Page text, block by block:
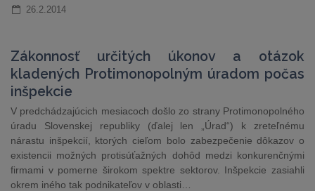
26.2.2014
Zákonnosť určitých úkonov a otázok
kladených Protimonopolným úradom počas
inšpekcie
V predchádzajúcich mesiacoch došlo zo strany Protimonopolného
úradu Slovenskej republiky (ďalej len „Úrad“) k zreteľnému
nárastu inšpekcií, ktorých cieľom bolo zabezpečenie dôkazov o
existencii možných protisúťažných dohôd medzi konkurenčnými
firmami v pomerne širokom spektre sektorov. Inšpekcie zasiahli
okrem iného tak podnikateľov v oblasti…